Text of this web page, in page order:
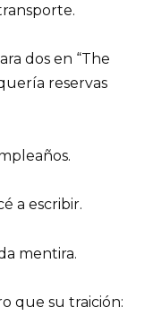
dos en “The
reservas
a escribir.
mentira.
que su traición: